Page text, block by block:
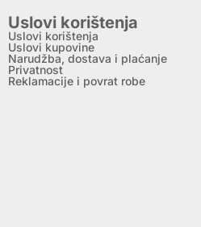
Uslovi korištenja
Uslovi korištenja
Uslovi kupovine
Narudžba, dostava i plaćanje
Privatnost
Reklamacije i povrat robe